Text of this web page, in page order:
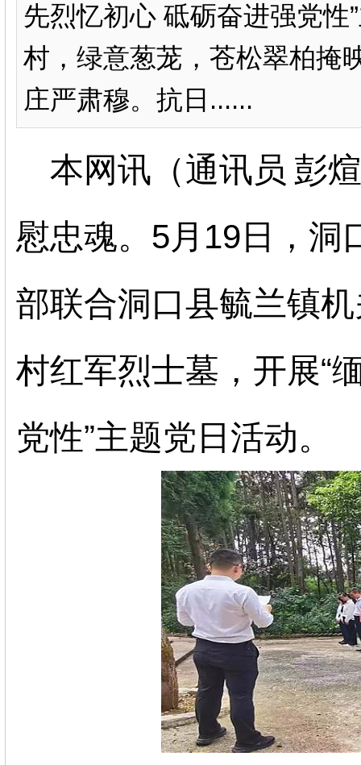
先烈忆初心 砥砺奋进强党
村，绿意葱茏，苍松翠柏掩
庄严肃穆。抗日......
本网讯（通讯员 彭
慰忠魂。 5月19日，洞
部联合洞口县毓兰镇
村红军烈士墓，开展“
党性”主题党日活动。